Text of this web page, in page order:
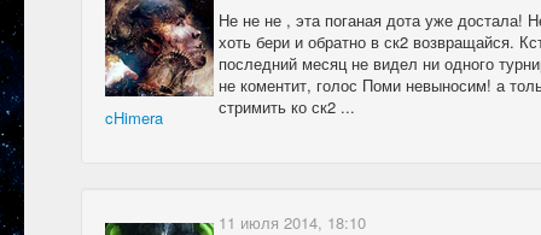
cHimera
Не не не , эта поганая дота уже достала!
хоть бери и обратно в ск2 возвращайся.
последний месяц не видел ни одного
не коментит, голос Поми невыносим! а
стримить ко ск2 ...
11 июля 2014, 18:10